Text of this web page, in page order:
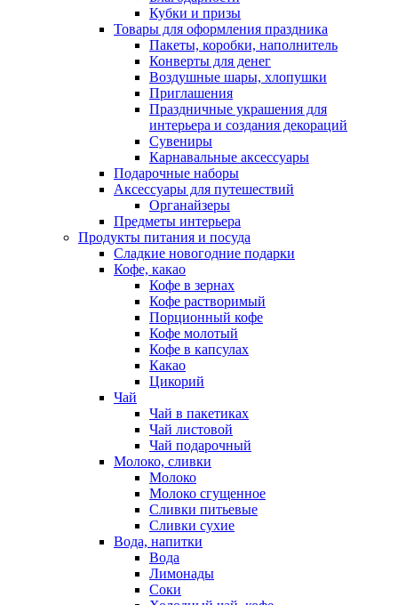
Кубки и призы
Товары для оформления праздника
Пакеты, коробки, наполнитель
Конверты для денег
Воздушные шары, хлопушки
Приглашения
Праздничные украшения для
интерьера и создания декораций
Сувениры
Карнавальные аксессуары
Подарочные наборы
Аксессуары для путешествий
Органайзеры
Предметы интерьера
Продукты питания и посуда
Сладкие новогодние подарки
Кофе, какао
Кофе в зернах
Кофе растворимый
Порционный кофе
Кофе молотый
Кофе в капсулах
Какао
Цикорий
Чай
Чай в пакетиках
Чай листовой
Чай подарочный
Молоко, сливки
Молоко
Молоко сгущенное
Сливки питьевые
Сливки сухие
Вода, напитки
Вода
Лимонады
Соки